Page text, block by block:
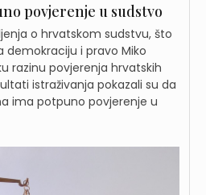
povjerenje u sudstvo
o hrvatskom sudstvu, što
demokraciju i pravo Miko
razinu povjerenja hrvatskih
istraživanja pokazali su da
ima potpuno povjerenje u